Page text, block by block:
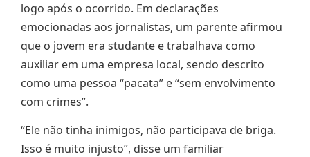
logo após o ocorrido. Em declarações
emocionadas aos jornalistas, um parente afirmou
que o jovem era studante e trabalhava como
auxiliar em uma empresa local, sendo descrito
como uma pessoa “pacata” e “sem envolvimento
com crimes”.
“Ele não tinha inimigos, não participava de briga.
Isso é muito injusto”, disse um familiar